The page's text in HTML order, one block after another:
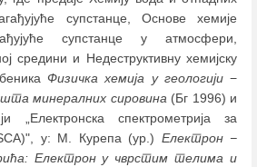
супстанце, Основе хемије
супстанце у атмосфери,
средини и Недеструктивну хемијску
Физичка хемија у геологији−
минералних сировина(Бг 1996) и
„Електронска спектрометрија за
у: М. Курепа (ур.) Електрон −
Електрон у чврстим телима и